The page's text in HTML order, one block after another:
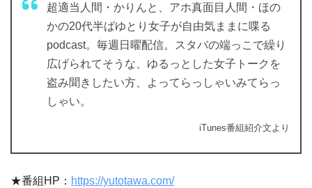
超適当人間・かりんと、アホ真面目人間・ほの
かの20代半ばゆとり女子が自由気ままに喋る
podcast。毎週日曜配信。スタバの端っこで繰り
広げられてそうな、ゆるっとした女子トークを
盗み聞きしたい方、よってらっしゃいみてらっ
しゃい。
iTunes番組紹介文より
★番組HP： https://yutotawa.com/